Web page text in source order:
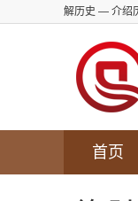
解历史 — 介绍
首页